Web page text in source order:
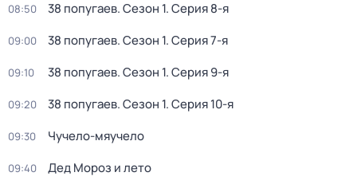
08:50 38 попугаев. Сезон 1. Серия 8-я
09:00 38 попугаев. Сезон 1. Серия 7-я
09:10 38 попугаев. Сезон 1. Серия 9-я
09:20 38 попугаев. Сезон 1. Серия 10-я
09:30 Чучело-мяучело
09:40 Дед Мороз и лето